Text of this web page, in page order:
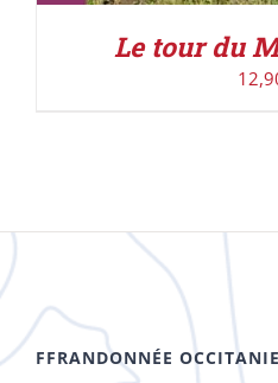
Le tour du
FFRANDONNÉE OCCITANIE